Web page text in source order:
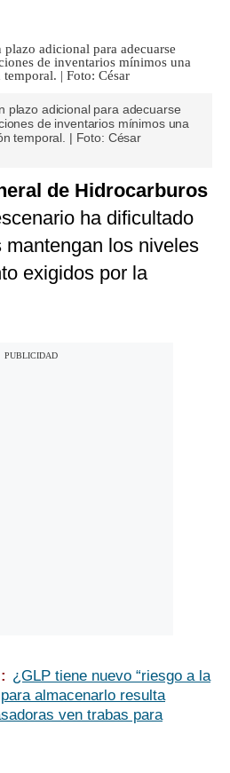
plazo adicional para adecuarse
de inventarios mínimos una
temporal. | Foto: César
de Hidrocarburos
ha dificultado
mantengan los niveles
exigidos por la
¿GLP tiene nuevo “riesgo a la
almacenarlo resulta
ven trabas para